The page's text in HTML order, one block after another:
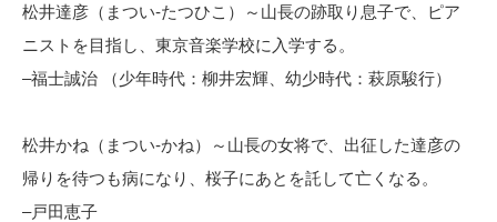
松井達彦（まつい-たつひこ）～山長の跡取り息子で、ピア
ニストを目指し、東京音楽学校に入学する。
–福士誠治 （少年時代：柳井宏輝、幼少時代：萩原駿行）
松井かね（まつい-かね）～山長の女将で、出征した達彦の
帰りを待つも病になり、桜子にあとを託して亡くなる。
–戸田恵子